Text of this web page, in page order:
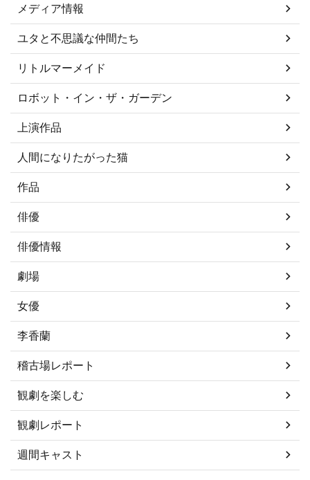
メディア情報
ユタと不思議な仲間たち
リトルマーメイド
ロボット・イン・ザ・ガーデン
上演作品
人間になりたがった猫
作品
俳優
俳優情報
劇場
女優
李香蘭
稽古場レポート
観劇を楽しむ
観劇レポート
週間キャスト